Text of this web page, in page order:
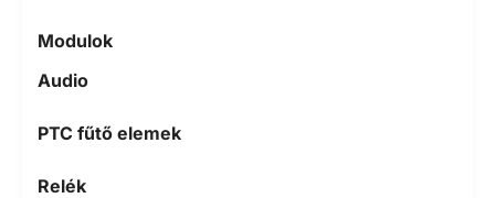
Modulok
Audio
PTC fűtő elemek
Relék